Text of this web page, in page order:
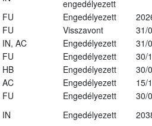
engedélyezett
FU Engedélyezett
FU Visszavont
31/
IN, AC Engedélyezett
31/
FU Engedélyezett
30/
HB Engedélyezett
30/
AC Engedélyezett
15/
FU Engedélyezett
30/
IN Engedélyezett